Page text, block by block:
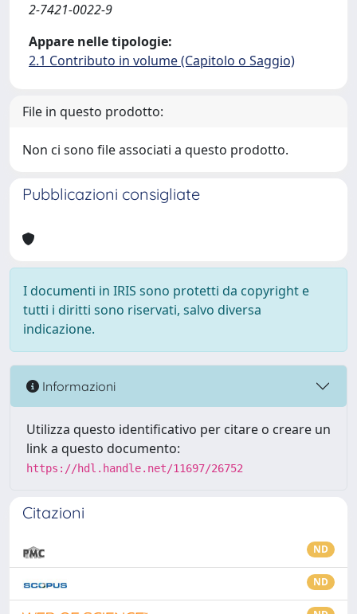
2-7421-0022-9
Appare nelle tipologie:
2.1 Contributo in volume (Capitolo o Saggio)
File in questo prodotto:
Non ci sono file associati a questo prodotto.
Pubblicazioni consigliate
I documenti in IRIS sono protetti da copyright e
tutti i diritti sono riservati, salvo diversa
indicazione.
Informazioni
Utilizza questo identificativo per citare o creare un
link a questo documento:
https://hdl.handle.net/11697/26752
Citazioni
ND
ND